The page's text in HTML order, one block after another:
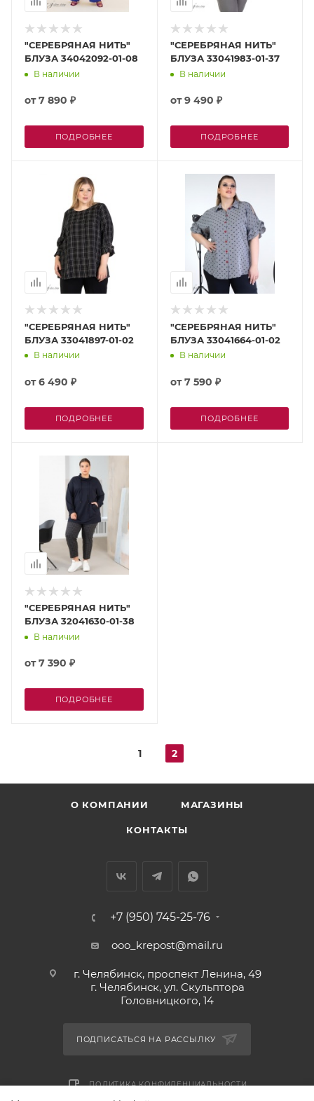
"СЕРЕБРЯНАЯ НИТЬ"
БЛУЗА 34042092-01-08
В наличии
от7 890 ₽
ПОДРОБНЕЕ
"СЕРЕБРЯНАЯ НИТЬ"
БЛУЗА 33041983-01-37
В наличии
от9 490 ₽
ПОДРОБНЕЕ
"СЕРЕБРЯНАЯ НИТЬ"
БЛУЗА 33041897-01-02
В наличии
от6 490 ₽
ПОДРОБНЕЕ
"СЕРЕБРЯНАЯ НИТЬ"
БЛУЗА 33041664-01-02
В наличии
от7 590 ₽
ПОДРОБНЕЕ
"СЕРЕБРЯНАЯ НИТЬ"
БЛУЗА 32041630-01-38
В наличии
от7 390 ₽
ПОДРОБНЕЕ
1 2
О КОМПАНИИ МАГАЗИНЫ
КОНТАКТЫ
+7 (950) 745-25-76
ooo_krepost@mail.ru
г. Челябинск, проспект Ленина, 49
г. Челябинск, ул. Скульптора
Головницкого, 14
ПОДПИСАТЬСЯ НА РАССЫЛКУ
ПОЛИТИКА КОНФИДЕНЦИАЛЬНОСТИ